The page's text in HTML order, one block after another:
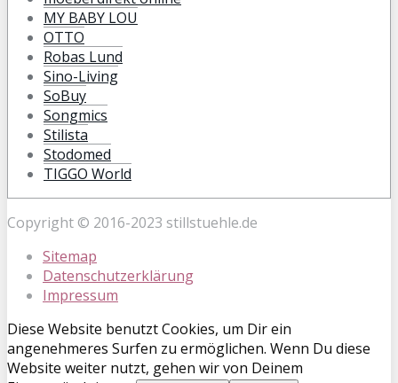
MY BABY LOU
OTTO
Robas Lund
Sino-Living
SoBuy
Songmics
Stilista
Stodomed
TIGGO World
Copyright © 2016-2023 stillstuehle.de
Sitemap
Datenschutzerklärung
Impressum
Diese Website benutzt Cookies, um Dir ein
angenehmeres Surfen zu ermöglichen. Wenn Du diese
Website weiter nutzt, gehen wir von Deinem